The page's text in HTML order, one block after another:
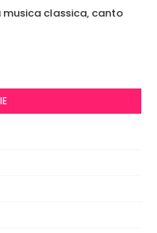
classica, canto